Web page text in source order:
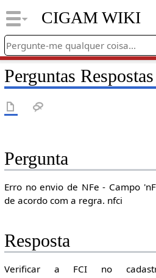
CIGAM WIKI
Perguntas
Pergunta
Erro no envio de NFe - Campo
de acordo com a regra. nfci
Resposta
Verificar a FCI no